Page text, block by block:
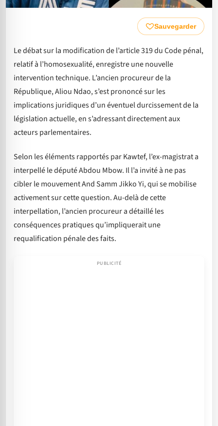
Sauvegarder
Le débat sur la modification de l’article 319 du Code pénal,
relatif à l’homosexualité, enregistre une nouvelle
intervention technique. L’ancien procureur de la
République, Aliou Ndao, s’est prononcé sur les
implications juridiques d’un éventuel durcissement de la
législation actuelle, en s’adressant directement aux
acteurs parlementaires.
Selon les éléments rapportés par Kawtef, l’ex-magistrat a
interpellé le député Abdou Mbow. Il l’a invité à ne pas
cibler le mouvement And Samm Jikko Yi, qui se mobilise
activement sur cette question. Au-delà de cette
interpellation, l’ancien procureur a détaillé les
conséquences pratiques qu’impliquerait une
requalification pénale des faits.